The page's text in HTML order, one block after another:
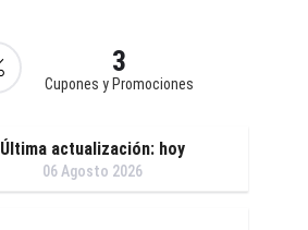
3
Cupones y Promociones
Última actualización: hoy
06 Agosto 2026